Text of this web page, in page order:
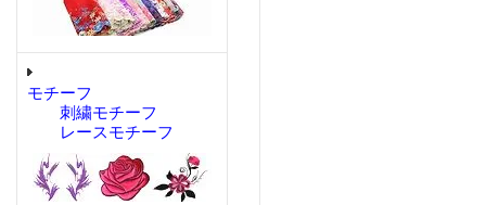
モチーフ
刺繍モチーフ
レースモチーフ